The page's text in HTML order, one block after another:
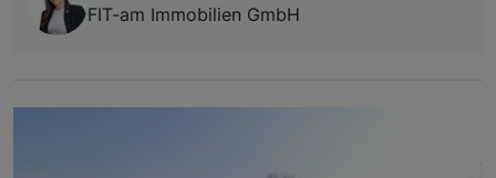
FIT-am Immobilien GmbH